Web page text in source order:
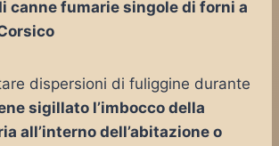
canne fumarie singole di forni a
dispersioni di fuliggine durante
sigillato l’imbocco della
all’interno dell’abitazione o